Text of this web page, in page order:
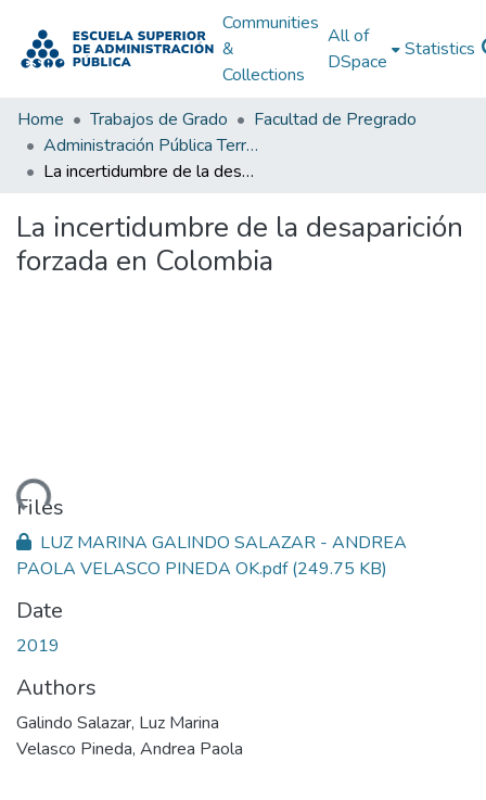
Communities
&
Collections
All of
DSpace
Statistics
Home Trabajos de Grado
Facultad de Pregrado
Administración Pública Territorial (APT)
La incertidumbre de la desaparición forzada en Colombia
La incertidumbre de la desaparición
forzada en Colombia
Files
LUZ MARINA GALINDO SALAZAR - ANDREA
PAOLA VELASCO PINEDA OK.pdf(249.75 KB)
Date
2019
Authors
Galindo Salazar, Luz Marina
Velasco Pineda, Andrea Paola